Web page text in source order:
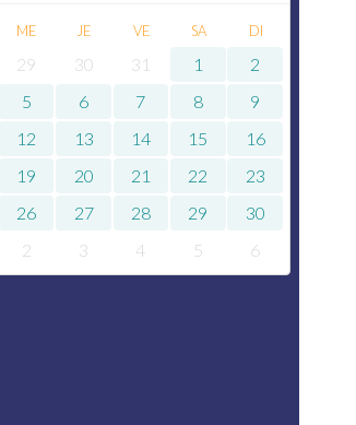
ME JE VE SA DI
29 30 31 1
2
5 6 7 8
9
12 13 14 15
16
19 20 21 22
23
26 27 28 29
30
2 3 4 5 6